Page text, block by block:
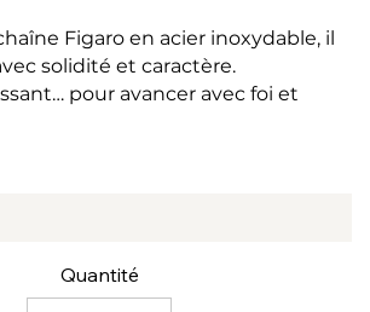
Figaro en acier inoxydable, il
solidité et caractère.
pour avancer avec foi et
Quantité